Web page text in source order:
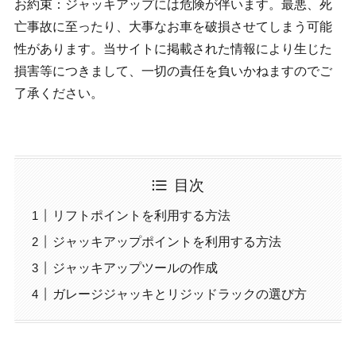
お約束：ジャッキアップには危険が伴います。最悪、死
亡事故に至ったり、大事なお車を破損させてしまう可能
性があります。当サイトに掲載された情報により生じた
損害等につきまして、一切の責任を負いかねますのでご
了承ください。
目次
リフトポイントを利用する方法
ジャッキアップポイントを利用する方法
ジャッキアップツールの作成
ガレージジャッキとリジッドラックの選び方